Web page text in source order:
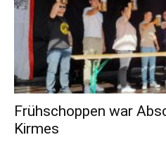
Frühschoppen war
Kirmes